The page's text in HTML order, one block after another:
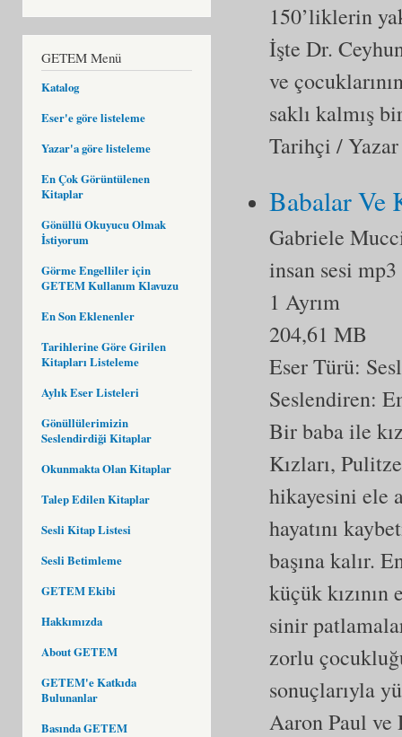
GETEM Menü
Katalog
Eser'e göre listeleme
Yazar'a göre listeleme
En Çok Görüntülenen
Kitaplar
Gönüllü Okuyucu Olmak
İstiyorum
Görme Engelliler için
GETEM Kullanım Klavuzu
En Son Eklenenler
Tarihlerine Göre Girilen
Kitapları Listeleme
Aylık Eser Listeleri
Gönüllülerimizin
Seslendirdiği Kitaplar
Okunmakta Olan Kitaplar
Talep Edilen Kitaplar
Sesli Kitap Listesi
Sesli Betimleme
GETEM Ekibi
Hakkımızda
About GETEM
GETEM'e Katkıda
Bulunanlar
Basında GETEM
150’liklerin
İşte Dr.
ve
saklı kalmış
Tarihçi / Yazar
Babalar Ve
Gabriele
insan sesi mp3
1 Ayrım
204,61 MB
Eser Türü:
Seslendiren:
Bir baba ile
Kızları,
hikayesini ele
hayatını
başına kalır.
küçük
sinir
zorlu
sonuçlarıyla
Aaron Paul